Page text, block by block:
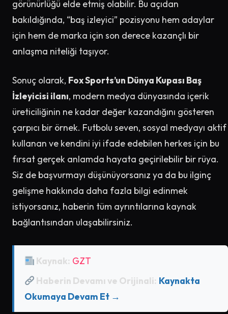
görünürlüğü elde etmiş olabilir. Bu açıdan
bakıldığında, “baş izleyici” pozisyonu hem adaylar
için hem de marka için son derece kazançlı bir
anlaşma niteliği taşıyor.
Sonuç olarak, Fox Sports’un Dünya Kupası Baş
İzleyicisi ilanı, modern medya dünyasında içerik
üreticiliğinin ne kadar değer kazandığını gösteren
çarpıcı bir örnek. Futbolu seven, sosyal medyayı aktif
kullanan ve kendini iyi ifade edebilen herkes için bu
fırsat gerçek anlamda hayata geçirilebilir bir rüya.
Siz de başvurmayı düşünüyorsanız ya da bu ilginç
gelişme hakkında daha fazla bilgi edinmek
istiyorsanız, haberin tüm ayrıntılarına kaynak
bağlantısından ulaşabilirsiniz.
Kaynak: GZT
Haberin Devamı ve Orijinali: Kaynakta
Okumaya Devam Et →